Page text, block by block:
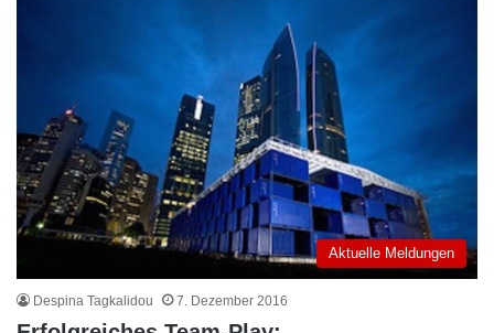
Aktuelle Meldungen
Despina Tagkalidou 7. Dezember 2016